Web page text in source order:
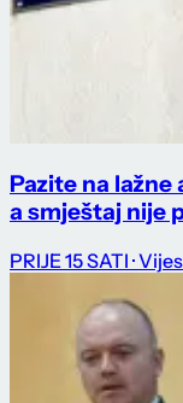
Pazite na
a smještaj nije
PRIJE 15 SATI ·